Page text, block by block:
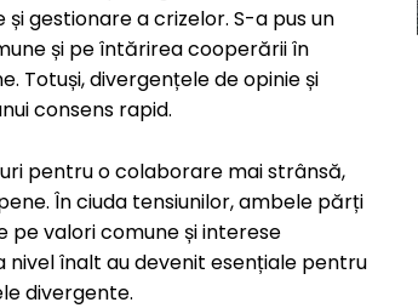
gestionare a crizelor. S-a pus un
și pe întărirea cooperării în
Totuși, divergențele de opinie și
consens rapid.
pentru o colaborare mai strânsă,
În ciuda tensiunilor, ambele părți
pe valori comune și interese
înalt au devenit esențiale pentru
divergente.